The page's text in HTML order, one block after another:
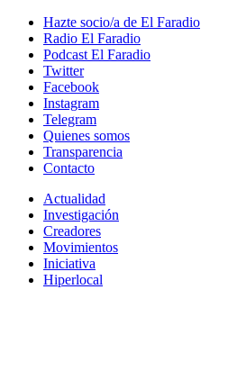
Hazte socio/a de El Faradio
Radio El Faradio
Podcast El Faradio
Twitter
Facebook
Instagram
Telegram
Quienes somos
Transparencia
Contacto
Actualidad
Investigación
Creadores
Movimientos
Iniciativa
Hiperlocal